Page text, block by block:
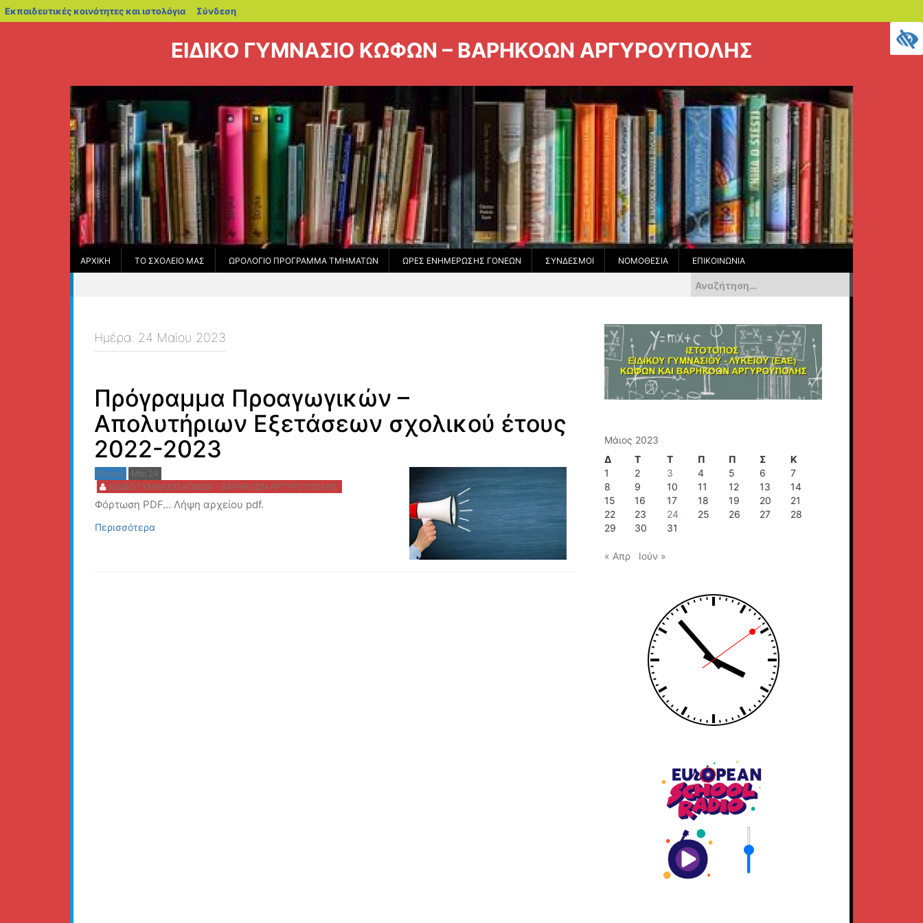
ΕΙΔΙΚΟ ΓΥΜΝΑΣΙΟ ΚΩΦΩΝ – ΒΑΡΗΚΟΩΝ ΑΡΓΥΡΟΥΠΟΛΗΣ
ΑΡΧΙΚΉ ΤΟ ΣΧΟΛΕΊΟ ΜΑΣ ΩΡΟΛΌΓΙΟ ΠΡΌΓΡΑΜΜΑ ΤΜΗΜΆΤΩΝ ΏΡΕΣ ΕΝΗΜΈΡΩΣΗΣ ΓΟΝΈΩΝ ΣΎΝΔΕΣΜΟΙ ΝΟΜΟΘΕΣΊΑ ΕΠΙΚΟΙΝΩΝΊΑ
για:
Ημέρα: 24 Μαΐου 2023
Πρόγραμμα Προαγωγικών –
Απολυτήριων Εξετάσεων σχολικού έτους
2022-2023
Γενικά
Μάι 24
ΕΙΔΙΚΟ ΓΥΜΝΑΣΙΟ ΚΩΦΩΝ - ΒΑΡΗΚΟΩΝ ΑΡΓΥΡΟΥΠΟΛΗΣ
Φόρτωση PDF… Λήψη αρχείου pdf.
Περισσότερα
Μάιος 2023
Δ
Τ Τ Π Π Σ
Κ
1
2 3 4 5 6
7
8
9 10 11 12 13
14
15
16 17 18 19 20
21
22
23 24 25 26 27
28
29
30 31
« Απρ Ιούν »
Εκπαιδευτικές κοινότητες και ιστολόγια blogs.sch.gr
Σύνδεση